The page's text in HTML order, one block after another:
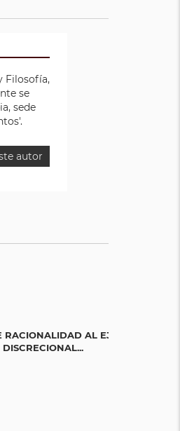
Filosofía,
se
sede
autor
RACIONALIDAD AL EJERCICIO
DISCRECIONAL...